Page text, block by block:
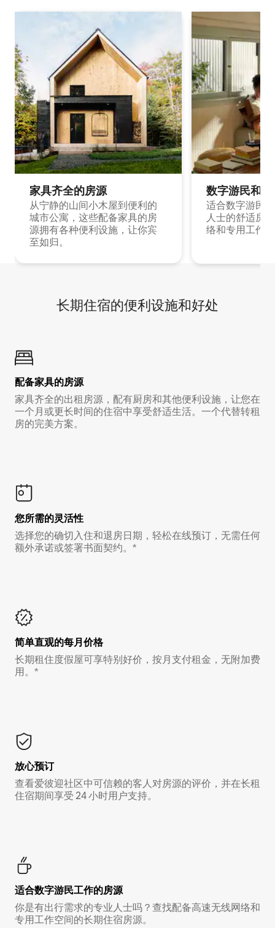
家具齐全的房源
从宁静的山间小木屋到便利的
城市公寓，这些配备家具的房
源拥有各种便利设施，让你宾
至如归。
数字游民和
适合数字游民
人士的舒适房
络和专用工作
长期住宿的便利设施和好处
配备家具的房源
家具齐全的出租房源，配有厨房和其他便利设施，让您在
一个月或更长时间的住宿中享受舒适生活。一个代替转租
房的完美方案。
您所需的灵活性
选择您的确切入住和退房日期，轻松在线预订，无需任何
额外承诺或签署书面契约。*
简单直观的每月价格
长期租住度假屋可享特别好价，按月支付租金，无附加费
用。*
放心预订
查看爱彼迎社区中可信赖的客人对房源的评价，并在长租
住宿期间享受 24 小时用户支持。
适合数字游民工作的房源
你是有出行需求的专业人士吗？查找配备高速无线网络和
专用工作空间的长期住宿房源。